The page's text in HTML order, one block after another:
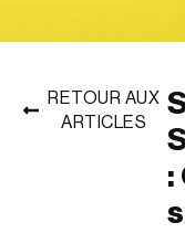
RETOUR AUX
ARTICLES
: